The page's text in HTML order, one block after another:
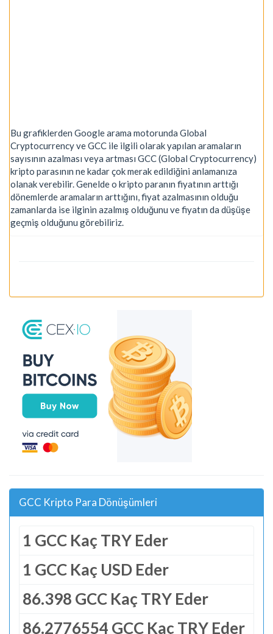
Bu grafiklerden Google arama motorunda Global
Cryptocurrency ve GCC ile ilgili olarak yapılan aramaların
sayısının azalması veya artması GCC (Global Cryptocurrency)
kripto parasının ne kadar çok merak edildiğini anlamanıza
olanak verebilir. Genelde o kripto paranın fiyatının arttığı
dönemlerde aramaların arttığını, fiyat azalmasının olduğu
zamanlarda ise ilginin azalmış olduğunu ve fiyatın da düşüşe
geçmiş olduğunu görebiliriz.
GCC Kripto Para Dönüşümleri
1 GCC Kaç TRY Eder
1 GCC Kaç USD Eder
86.398 GCC Kaç TRY Eder
86.2776554 GCC Kaç TRY Eder